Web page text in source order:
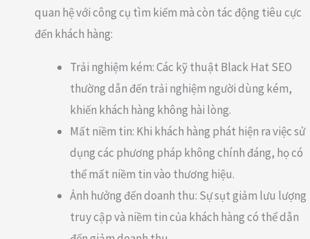
quan hệ với công cụ tìm kiếm mà còn tác động tiêu cực
đến khách hàng:
Trải nghiệm kém: Các kỹ thuật Black Hat SEO
thường dẫn đến trải nghiệm người dùng kém,
khiến khách hàng không hài lòng.
Mất niềm tin: Khi khách hàng phát hiện ra việc sử
dụng các phương pháp không chính đáng, họ có
thể mất niềm tin vào thương hiệu.
Ảnh hưởng đến doanh thu: Sự sụt giảm lưu lượng
truy cập và niềm tin của khách hàng có thể dẫn